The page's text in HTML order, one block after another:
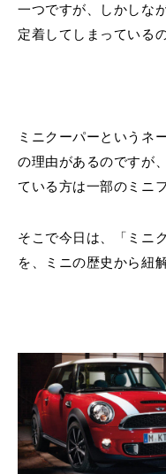
一つですが、しかしな
定着してしまっている
ミニクーパーというネ
の理由があるのですが
ている方は一部のミニ
そこで今日は、「ミニ
を、ミニの歴史から紐